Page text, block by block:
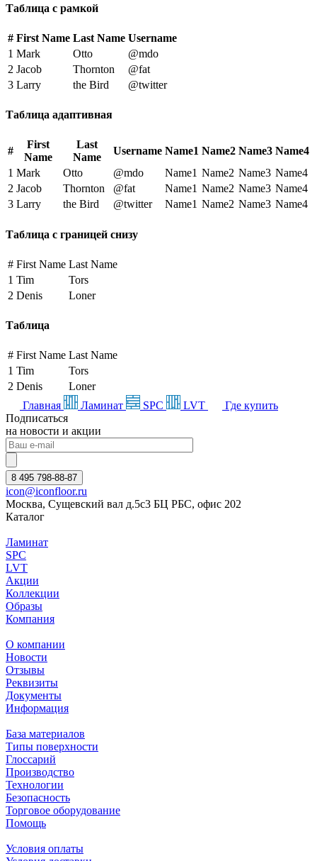
Таблица с рамкой
# First Name Last Name Username
1 Mark Otto
@mdo
2 Jacob Thornton
@fat
3 Larry the Bird @twitter
Таблица адаптивная
#
First
Name
Last
Name
Username Name1 Name2 Name3 Name4
1 Mark Otto @mdo Name1 Name2 Name3 Name4
2 Jacob Thornton @fat Name1 Name2 Name3 Name4
3 Larry the Bird @twitter Name1 Name2 Name3 Name4
Таблица с границей снизу
# First Name Last Name
1 Tim
Tors
2 Denis Loner
Таблица
# First Name Last Name
1 Tim
Tors
2 Denis
Loner
Главная
Ламинат SPC LVT
Где купить
Подписаться
на новости и акции
8 495 798-88-87
icon@iconfloor.ru
Москва, Сущевский вал д.5с3 БЦ РБС, офис 202
Каталог
Ламинат
SPC
LVT
Акции
Коллекции
Образы
Компания
О компании
Новости
Отзывы
Реквизиты
Документы
Информация
База материалов
Типы поверхности
Глоссарий
Производство
Технологии
Безопасность
Торговое оборудование
Помощь
Условия оплаты